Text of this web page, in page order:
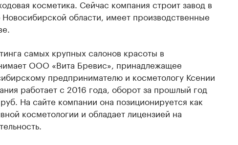
косметика. Сейчас компания строит завод в
Новосибирской области, имеет производственные
самых крупных салонов красоты в
ООО «Вита Бревис», принадлежащее
предпринимателю и косметологу Ксении
работает с 2016 года, оборот за прошлый год
На сайте компании она позиционируется как
косметологии и обладает лицензией на